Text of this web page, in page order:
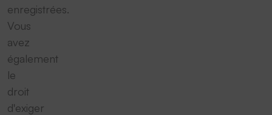
enregistrées.
Vous
avez
également
le
droit
d'exiger